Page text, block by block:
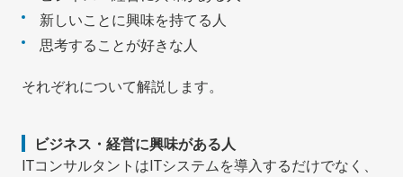
新しいことに興味を持てる人
思考することが好きな人
それぞれについて解説します。
ビジネス・経営に興味がある人
ITコンサルタントはITシステムを導入するだけでなく、